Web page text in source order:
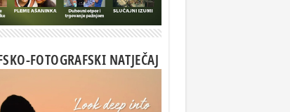
FOTOGRAFSKI NATJEČAJ